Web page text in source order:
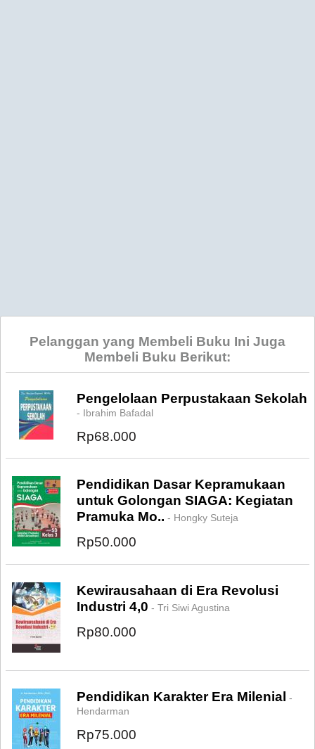
Pelanggan yang Membeli Buku Ini Juga
Membeli Buku Berikut:
Pengelolaan Perpustakaan Sekolah
- Ibrahim Bafadal
Rp68.000
Pendidikan Dasar Kepramukaan
untuk Golongan SIAGA: Kegiatan
Pramuka Mo.. - Hongky Suteja
Rp50.000
Kewirausahaan di Era Revolusi
Industri 4,0 - Tri Siwi Agustina
Rp80.000
Pendidikan Karakter Era Milenial -
Hendarman
Rp75.000